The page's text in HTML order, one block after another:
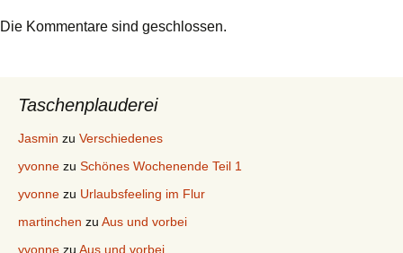
Die Kommentare sind geschlossen.
Taschenplauderei
Jasmin zu Verschiedenes
yvonne zu Schönes Wochenende Teil 1
yvonne zu Urlaubsfeeling im Flur
martinchen zu Aus und vorbei
yvonne zu Aus und vorbei